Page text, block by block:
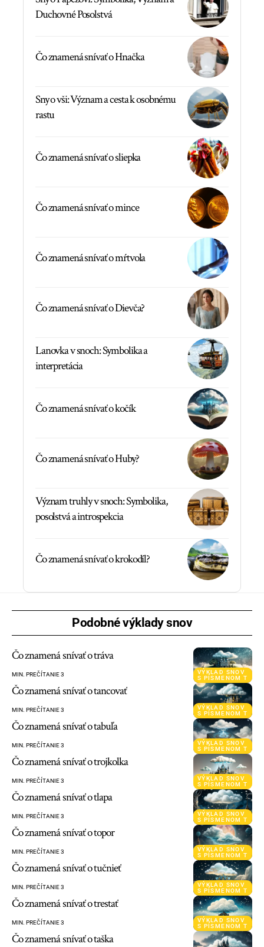
Duchovné Posolstvá
Čo znamená snívať o Hnačka
Sny o vši: Význam a cesta k osobnému
rastu
Čo znamená snívať o sliepka
Čo znamená snívať o mince
Čo znamená snívať o mŕtvola
Čo znamená snívať o Dievča?
Lanovka v snoch: Symbolika a
interpretácia
Čo znamená snívať o kočík
Čo znamená snívať o Huby?
Význam truhly v snoch: Symbolika,
posolstvá a introspekcia
Čo znamená snívať o krokodíl?
Podobné výklady snov
VÝKLAD SNOV
S PÍSMENOM T
Čo znamená snívať o tráva
MIN. PREČÍTANIE 3
VÝKLAD SNOV
S PÍSMENOM T
Čo znamená snívať o tancovať
MIN. PREČÍTANIE 3
VÝKLAD SNOV
S PÍSMENOM T
Čo znamená snívať o tabuľa
MIN. PREČÍTANIE 3
VÝKLAD SNOV
S PÍSMENOM T
Čo znamená snívať o trojkolka
MIN. PREČÍTANIE 3
VÝKLAD SNOV
S PÍSMENOM T
Čo znamená snívať o tlapa
MIN. PREČÍTANIE 3
VÝKLAD SNOV
S PÍSMENOM T
Čo znamená snívať o topor
MIN. PREČÍTANIE 3
VÝKLAD SNOV
S PÍSMENOM T
Čo znamená snívať o tučnieť
MIN. PREČÍTANIE 3
VÝKLAD SNOV
S PÍSMENOM T
Čo znamená snívať o trestať
MIN. PREČÍTANIE 3
Čo znamená snívať o taška